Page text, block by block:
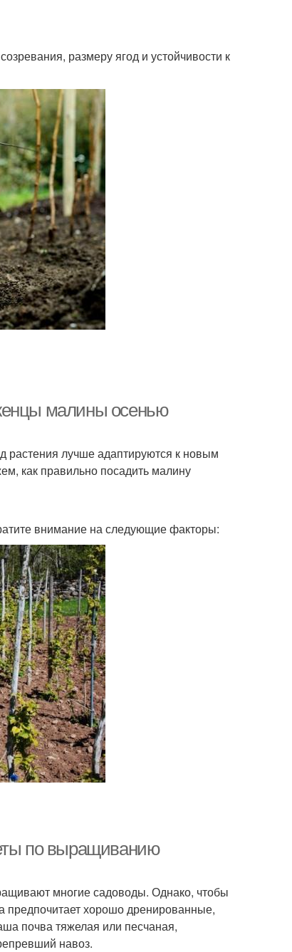
размеру ягод и устойчивости к
малины осенью
лучше адаптируются к новым
как правильно посадить малину
внимание на следующие факторы:
по выращиванию
многие садоводы. Однако, чтобы
предпочитает хорошо дренированные,
почва тяжелая или песчаная,
навоз.